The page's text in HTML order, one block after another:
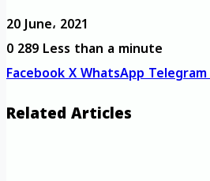
20 June، 2021
0289Less than a minute
FacebookXWhatsAppTelegram
Related Articles